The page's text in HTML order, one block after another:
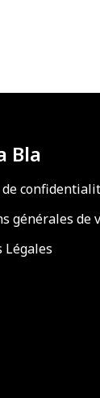
Bla
générales de
Légales